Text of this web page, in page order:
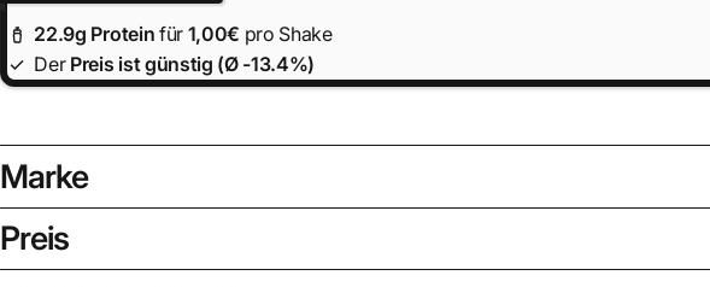
22.9g Protein für 1,00€ pro Shake
Der Preis istgünstig (Ø -13.4%)
Marke
Preis